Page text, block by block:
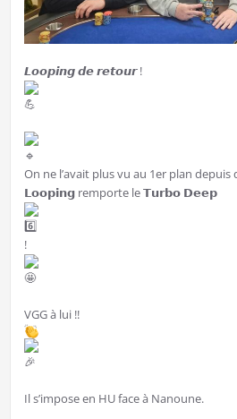
𝙇𝙤𝙤𝙥𝙞𝙣𝙜 𝙙𝙚 𝙧𝙚𝙩𝙤𝙪𝙧 !
On ne l’avait plus vu au 1er plan depuis
𝗟𝗼𝗼𝗽𝗶𝗻𝗴 remporte le 𝗧𝘂𝗿𝗯𝗼 𝗗𝗲𝗲𝗽
!
VGG à lui !!
Il s’impose en HU face à Nanoune.